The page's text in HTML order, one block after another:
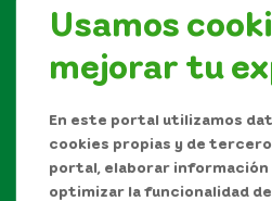
Usamos
mejorar tu
En este portal utilizamos
cookies propias y de
portal, elaborar
optimizar la funcionalidad
Síguenos en